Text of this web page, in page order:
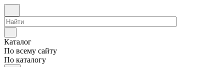
Каталог
По всему сайту
По каталогу